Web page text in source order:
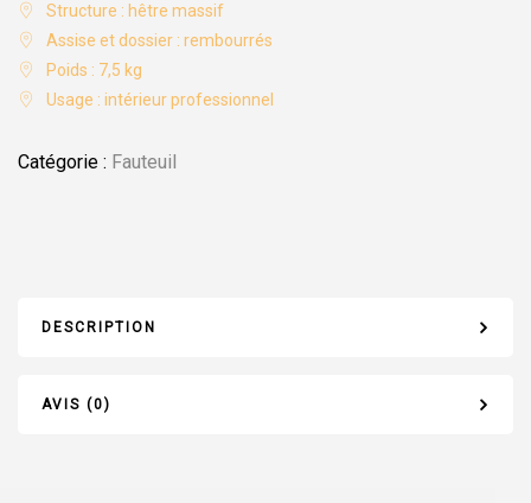
Structure : hêtre massif
Assise et dossier : rembourrés
Poids : 7,5 kg
Usage : intérieur professionnel
Catégorie : Fauteuil
DESCRIPTION
AVIS (0)